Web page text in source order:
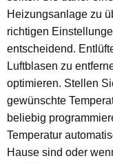
Heizungsanlage zu
richtigen
entscheidend.
Luftblasen zu
optimieren. Stellen
gewünschte
beliebig
Temperatur
Hause sind oder